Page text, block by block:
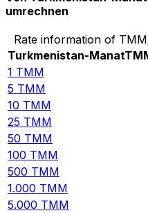
umrechnen
Rate information of
Turkmenistan-Manat
1 TMM
5 TMM
10 TMM
25 TMM
50 TMM
100 TMM
500 TMM
1.000 TMM
5.000 TMM